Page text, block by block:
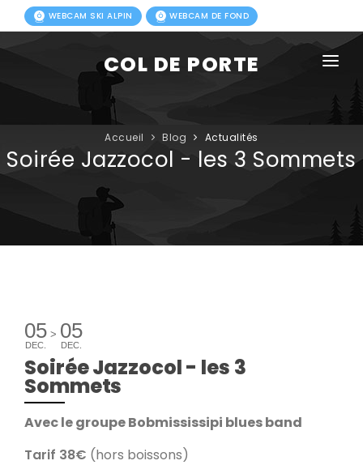
WEBCAM SKI ALPIN WEBCAM DE FOND
COL DE PORTE
FORFAITS
ACTIVITÉS ÉTÉ
Accueil Blog Actualités
Soirée Jazzocol - les 3 Sommets
05
DEC.
> 05
DEC.
Soirée Jazzocol - les 3
Sommets
Avec le groupe Bobmississipi blues band
Tarif 38€ (hors boissons)